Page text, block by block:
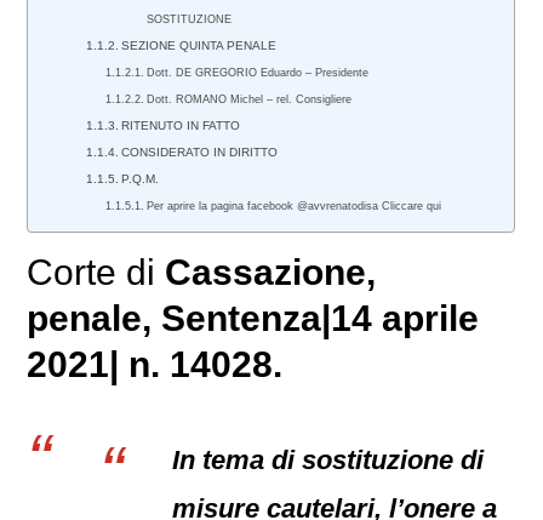
SOSTITUZIONE
SEZIONE QUINTA PENALE
Dott. DE GREGORIO Eduardo – Presidente
Dott. ROMANO Michel – rel. Consigliere
RITENUTO IN FATTO
CONSIDERATO IN DIRITTO
P.Q.M.
Per aprire la pagina facebook @avvrenatodisa Cliccare qui
Corte di Cassazione,
penale, Sentenza|14 aprile
2021| n. 14028.
In tema di sostituzione di
misure cautelari, l’onere a